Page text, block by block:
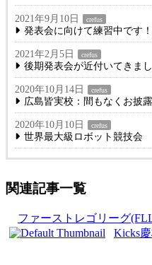
2021年9月10日 crefus
発表会に向けて練習中です！
2021年2月5日 crefus
後期発表会が近付いてきまし
2020年10月14日 crefus
広島皆実校：間もなくお披
2020年10月10日 crefus
世界最大級ロボット競技会
関連記事一覧
ファーストレゴリーグ
Kicks